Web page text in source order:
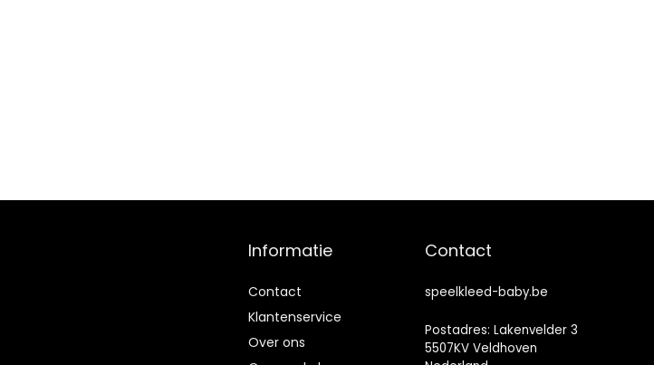
Informatie
Contact
Klantenservice
Over ons
Contact
speelkleed-baby.be
Postadres: Lakenvelder 3
5507KV Veldhoven